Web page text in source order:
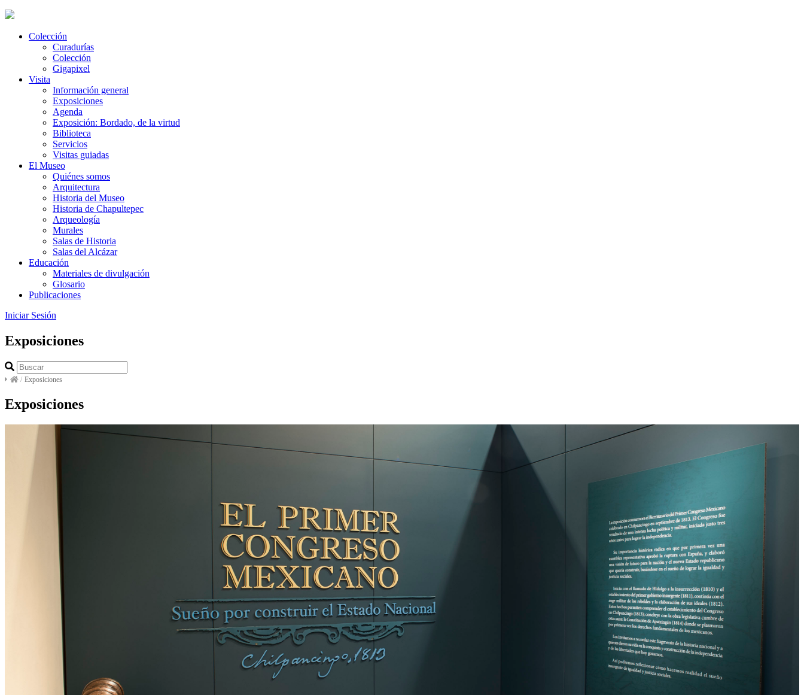
Colección
Curadurías
Colección
Gigapixel
Visita
Información general
Exposiciones
Agenda
Exposición: Bordado, de la virtud
Biblioteca
Servicios
Visitas guiadas
El Museo
Quiénes somos
Arquitectura
Historia del Museo
Historia de Chapultepec
Arqueología
Murales
Salas de Historia
Salas del Alcázar
Educación
Materiales de divulgación
Glosario
Publicaciones
Iniciar Sesión
Exposiciones
/ Exposiciones
Exposiciones